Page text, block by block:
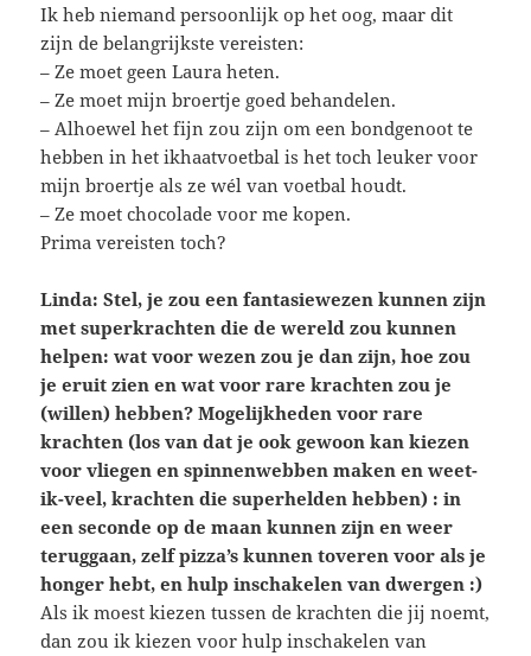
Ik heb niemand persoonlijk op het oog, maar dit
zijn de belangrijkste vereisten:
– Ze moet geen Laura heten.
– Ze moet mijn broertje goed behandelen.
– Alhoewel het fijn zou zijn om een bondgenoot te
hebben in het ikhaatvoetbal is het toch leuker voor
mijn broertje als ze wél van voetbal houdt.
– Ze moet chocolade voor me kopen.
Prima vereisten toch?
Linda: Stel, je zou een fantasiewezen kunnen zijn
met superkrachten die de wereld zou kunnen
helpen: wat voor wezen zou je dan zijn, hoe zou
je eruit zien en wat voor rare krachten zou je
(willen) hebben? Mogelijkheden voor rare
krachten (los van dat je ook gewoon kan kiezen
voor vliegen en spinnenwebben maken en weet-
ik-veel, krachten die superhelden hebben) : in
een seconde op de maan kunnen zijn en weer
teruggaan, zelf pizza’s kunnen toveren voor als je
honger hebt, en hulp inschakelen van dwergen :)
Als ik moest kiezen tussen de krachten die jij noemt,
dan zou ik kiezen voor hulp inschakelen van